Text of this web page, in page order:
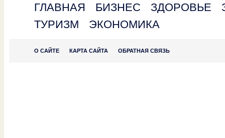
ГЛАВНАЯ БИЗНЕС ЗДОРОВЬЕ
ТУРИЗМ
ЭКОНОМИКА
О САЙТЕ КАРТА САЙТА ОБРАТНАЯ СВЯЗЬ